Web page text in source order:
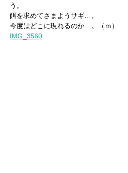
う。
餌を求めてさまようサギ…。
今度はどこに現れるのか…。（ｍ）
IMG_3560